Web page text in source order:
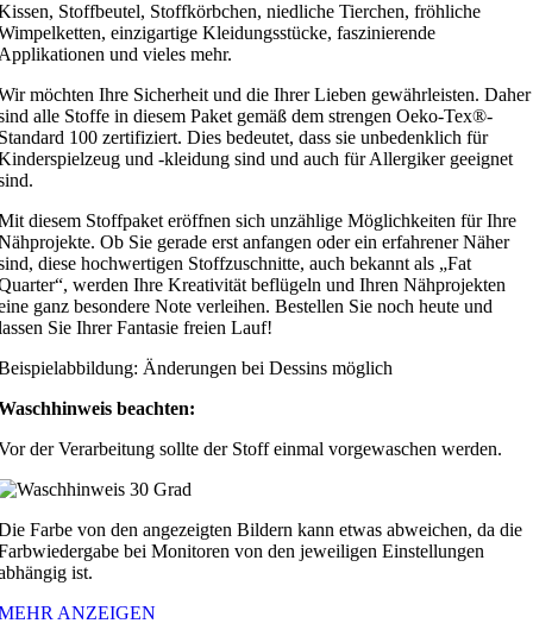
Stoffbeutel, Stoffkörbchen, niedliche Tierchen, fröhliche
einzigartige Kleidungsstücke, faszinierende
und vieles mehr.
möchten Ihre Sicherheit und die Ihrer Lieben gewährleisten. Daher
alle Stoffe in diesem Paket gemäß dem strengen Oeko-Tex®-
100 zertifiziert. Dies bedeutet, dass sie unbedenklich für
und -kleidung sind und auch für Allergiker geeignet
diesem Stoffpaket eröffnen sich unzählige Möglichkeiten für Ihre
Ob Sie gerade erst anfangen oder ein erfahrener Näher
diese hochwertigen Stoffzuschnitte, auch bekannt als „Fat
werden Ihre Kreativität beflügeln und Ihren Nähprojekten
ganz besondere Note verleihen. Bestellen Sie noch heute und
Sie Ihrer Fantasie freien Lauf!
Änderungen bei Dessins möglich
beachten:
der Verarbeitung sollte der Stoff einmal vorgewaschen werden.
Farbe von den angezeigten Bildern kann etwas abweichen, da die
bei Monitoren von den jeweiligen Einstellungen
ist.
ANZEIGEN